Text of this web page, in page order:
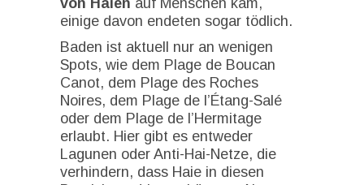
einige davon endeten sogar tödlich.
Baden ist aktuell nur an wenigen
Spots, wie dem Plage de Boucan
Canot, dem Plage des Roches
Noires, dem Plage de l’Étang-Salé
oder dem Plage de l’Hermitage
erlaubt. Hier gibt es entweder
Lagunen oder Anti-Hai-Netze, die
verhindern, dass Haie in diesen